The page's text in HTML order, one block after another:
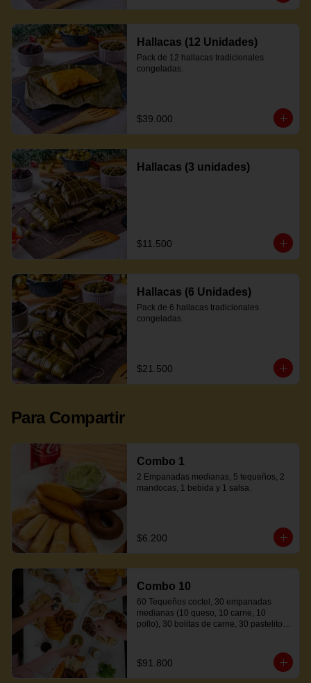
Hallacas (12 Unidades)
Pack de 12 hallacas tradicionales
congeladas.
$39.000
Hallacas (3 unidades)
$11.500
Hallacas (6 Unidades)
Pack de 6 hallacas tradicionales
congeladas.
$21.500
Para Compartir
Combo 1
2 Empanadas medianas, 5 tequeños, 2
mandocas, 1 bebida y 1 salsa.
$6.200
Combo 10
60 Tequeños coctel, 30 empanadas
medianas (10 queso, 10 carne, 10
pollo), 30 bolitas de carne, 30 pastelitos
$91.800